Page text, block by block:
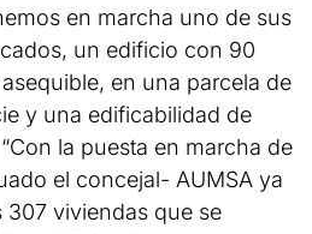
en marcha uno de sus
un edificio con 90
en una parcela de
y una edificabilidad de
la puesta en marcha de
el concejal- AUMSA ya
307 viviendas que se